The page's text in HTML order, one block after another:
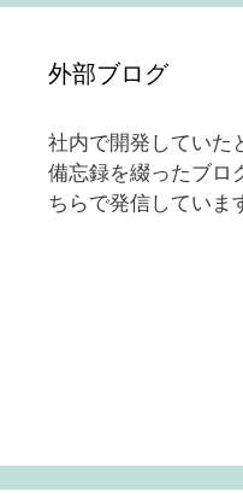
外部ブログ
社内で開発していた
備忘録を綴ったブロ
ちらで発信していま